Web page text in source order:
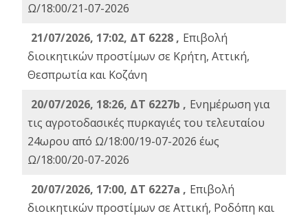
Ω/18:00/21-07-2026
21/07/2026, 17:02, ΔΤ 6228 , Επιβολή
διοικητικών προστίμων σε Κρήτη, Αττική,
Θεσπρωτία και Κοζάνη
20/07/2026, 18:26, ΔΤ 6227b , Ενημέρωση για
τις αγροτοδασικές πυρκαγιές του τελευταίου
24ωρου από Ω/18:00/19-07-2026 έως
Ω/18:00/20-07-2026
20/07/2026, 17:00, ΔΤ 6227a , Επιβολή
διοικητικών προστίμων σε Αττική, Ροδόπη και